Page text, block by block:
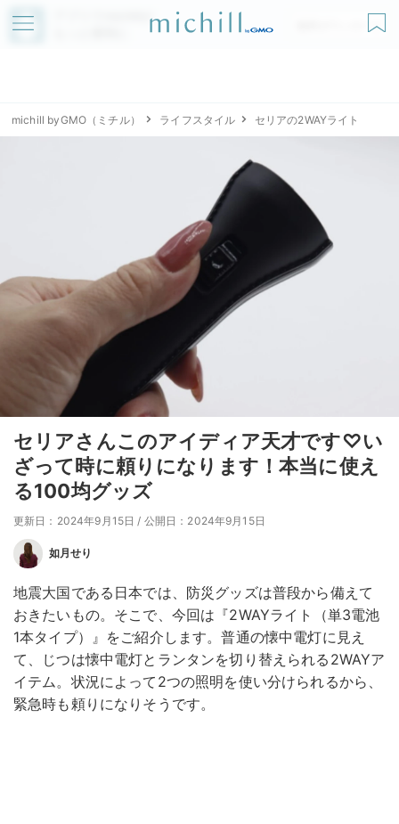
アプリでmichillが
無料ダウンロード
michill byGMO（ミチル） ライフスタイル セリアの2WAYライト
セリアさんこのアイディア天才です♡い
ざって時に頼りになります！本当に使え
る100均グッズ
更新日：2024年9月15日 / 公開日：2024年9月15日
如月せり
地震大国である日本では、防災グッズは普段から備えて
おきたいもの。そこで、今回は『2WAYライト（単3電池
1本タイプ）』をご紹介します。普通の懐中電灯に見え
て、じつは懐中電灯とランタンを切り替えられる2WAYア
イテム。状況によって2つの照明を使い分けられるから、
緊急時も頼りになりそうです。